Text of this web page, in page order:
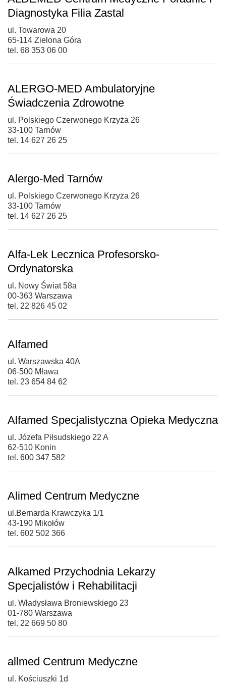
Diagnostyka Filia Zastal
ul. Towarowa 20
65-114 Zielona Góra
tel. 68 353 06 00
ALERGO-MED Ambulatoryjne
Świadczenia Zdrowotne
ul. Polskiego Czerwonego Krzyża 26
33-100 Tarnów
tel. 14 627 26 25
Alergo-Med Tarnów
ul. Polskiego Czerwonego Krzyża 26
33-100 Tarnów
tel. 14 627 26 25
Alfa-Lek Lecznica Profesorsko-
Ordynatorska
ul. Nowy Świat 58a
00-363 Warszawa
tel. 22 826 45 02
Alfamed
ul. Warszawska 40A
06-500 Mława
tel. 23 654 84 62
Alfamed Specjalistyczna Opieka Medyczna
ul. Józefa Piłsudskiego 22 A
62-510 Konin
tel. 600 347 582
Alimed Centrum Medyczne
ul.Bernarda Krawczyka 1/1
43-190 Mikołów
tel. 602 502 366
Alkamed Przychodnia Lekarzy
Specjalistów i Rehabilitacji
ul. Władysława Broniewskiego 23
01-780 Warszawa
tel. 22 669 50 80
allmed Centrum Medyczne
ul. Kościuszki 1d